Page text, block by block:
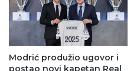
Modrić produžio ugovor i
postao novi kapetan Real